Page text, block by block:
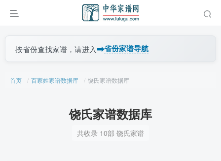
按省份查找家谱，请进入➡省份家谱导航
首页 百家姓家谱数据库 饶氏家谱数据库
饶氏家谱数据库
共收录 10部 饶氏家谱